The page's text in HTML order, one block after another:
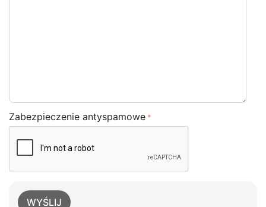
Zabezpieczenie antyspamowe
WYŚLIJ